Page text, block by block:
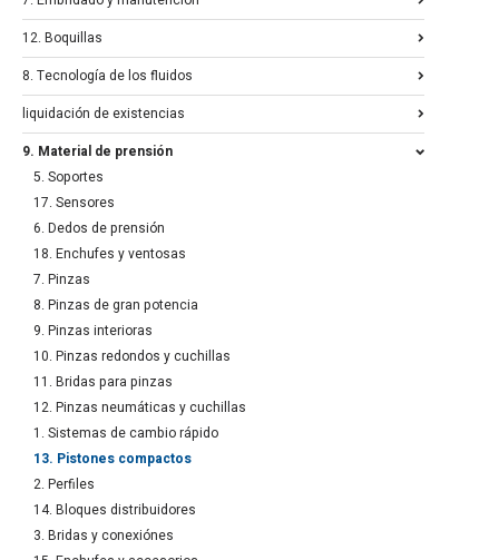
12. Boquillas
8. Tecnología de los fluidos
liquidación de existencias
9. Material de prensión
5. Soportes
17. Sensores
6. Dedos de prensión
18. Enchufes y ventosas
7. Pinzas
8. Pinzas de gran potencia
9. Pinzas interioras
10. Pinzas redondos y cuchillas
11. Bridas para pinzas
12. Pinzas neumáticas y cuchillas
1. Sistemas de cambio rápido
13. Pistones compactos
2. Perfiles
14. Bloques distribuidores
3. Bridas y conexiónes